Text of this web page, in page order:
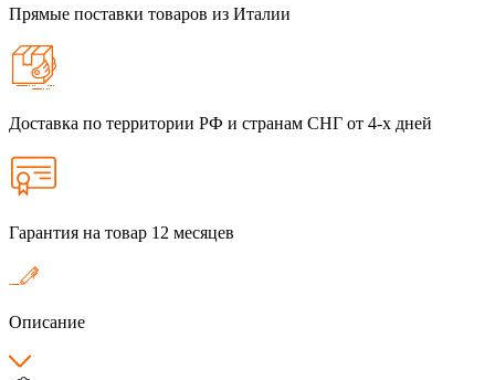
Прямые поставки товаров из Италии
Доставка по территории РФ и странам СНГ от 4-х дней
Гарантия на товар 12 месяцев
Описание